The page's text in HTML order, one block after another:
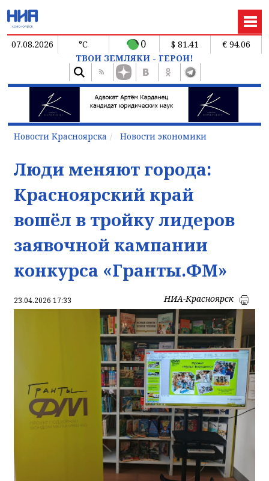
07.08.2026 °C 0 $ 81.41
€ 94.06
ТВОИ ЗЕМЛЯКИ - ГЕРОИ!
Новости Красноярска Новости экономики
Люди меняют города:
Красноярский край
вошёл в тройку лидеров
заявочной кампании
конкурса «Гранты.ФМ»
23.04.2026 17:33 НИА-Красноярск